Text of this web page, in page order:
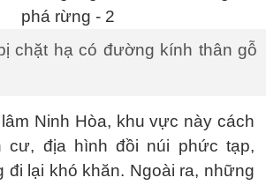
chặt hạ có đường kính thân gỗ
Ninh Hòa, khu vực này cách
cư, địa hình đồi núi phức tạp,
đi lại khó khăn. Ngoài ra, những